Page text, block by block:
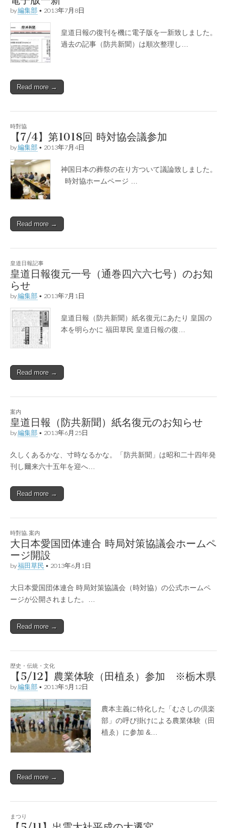
by編集部 • 2013年7月8日
皇道日報の復刊を機に電子版を一新致しました。
過去の記事（防共新聞）は順次整理し…
Read more →
時對協
【7/4】第1018回 時対協会議参加
by編集部 • 2013年7月4日
神国日本の葬祭の在り方ついて議論致しました。
時対協ホームページ …
Read more →
皇道日報記事
皇道日報復元一号（通巻四六六七号）のお知
らせ
by編集部 • 2013年7月1日
皇道日報（防共新聞）紙名復元にあたり 皇国の
本を明らかに 福田草民 皇道日報の復…
Read more →
案内
皇道日報（防共新聞）紙名復元のお知らせ
by編集部 • 2013年6月25日
久しくあるかな、寸時なるかな。「防共新聞」は昭和二十四年発
刊し爾来六十五年を迎へ…
Read more →
時對協 案内
大日本愛国団体連合 時局対策協議会ホームペ
ージ開設
by福田草民 • 2013年6月1日
大日本愛国団体連合 時局対策協議会（時対協）の公式ホームペ
ージが公開されました。…
Read more →
歴史・伝統・文化
【5/12】農業体験（田植ゑ）参加 ※栃木県
by編集部 • 2013年5月12日
農本主義に特化した「むさしの倶楽
部」の呼び掛けによる農業体験（田
植ゑ）に参加 &…
Read more →
まつり